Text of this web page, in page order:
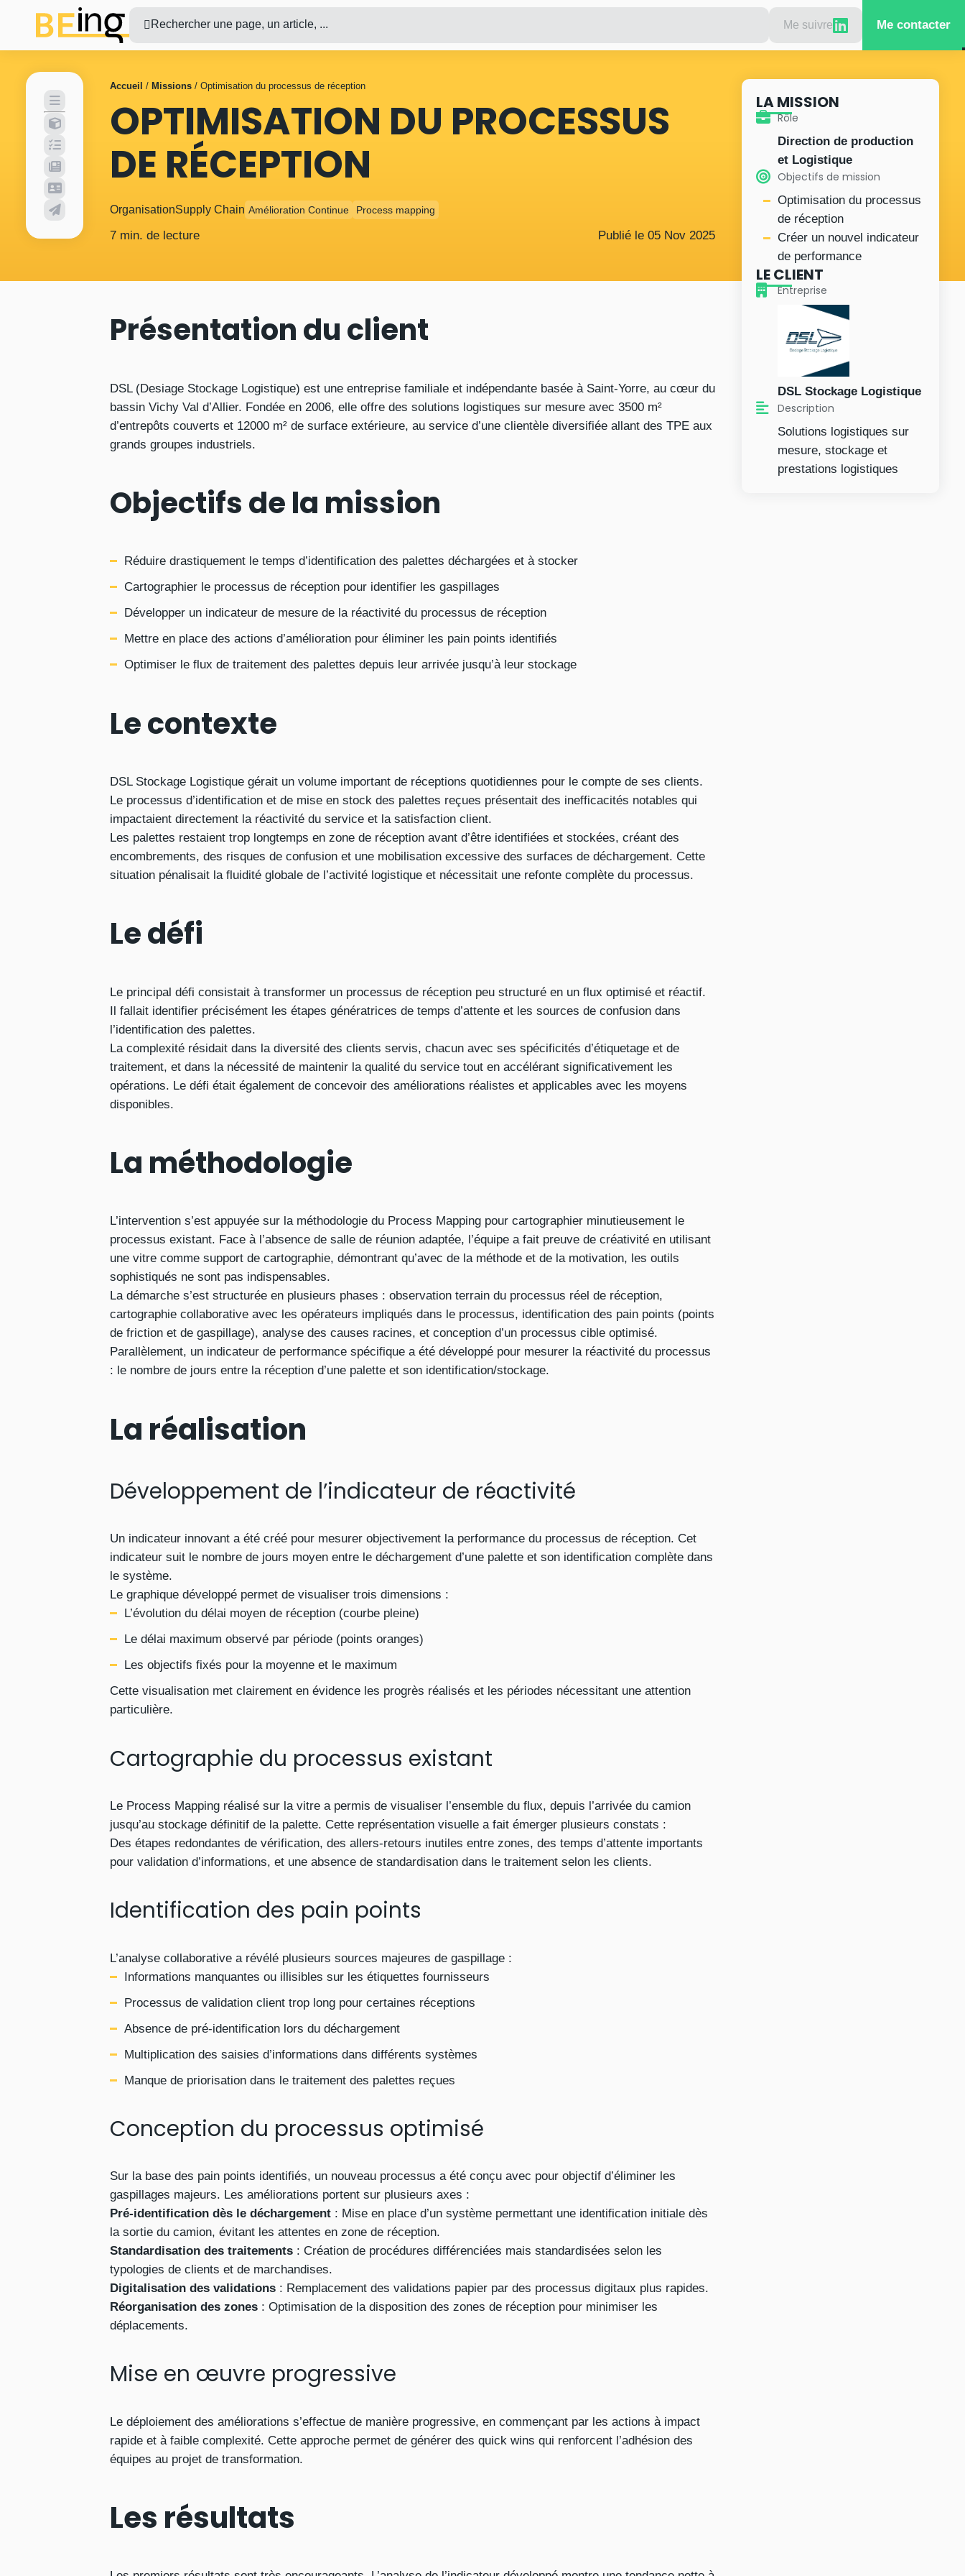
Rechercher une page, un article, ... Me suivre Me contacter
Accueil / Missions/ Optimisation du processus de réception
OPTIMISATION DU PROCESSUS
DE RÉCEPTION
OrganisationSupply Chain Amélioration Continue Process mapping
7 min. de lecture Publié le05 Nov 2025
Présentation du client
DSL (Desiage Stockage Logistique) est une entreprise familiale et indépendante basée à Saint-Yorre, au cœur du
bassin Vichy Val d’Allier. Fondée en 2006, elle offre des solutions logistiques sur mesure avec 3500 m²
d’entrepôts couverts et 12000 m² de surface extérieure, au service d’une clientèle diversifiée allant des TPE aux
grands groupes industriels.
Objectifs de la mission
Réduire drastiquement le temps d’identification des palettes déchargées et à stocker
Cartographier le processus de réception pour identifier les gaspillages
Développer un indicateur de mesure de la réactivité du processus de réception
Mettre en place des actions d’amélioration pour éliminer les pain points identifiés
Optimiser le flux de traitement des palettes depuis leur arrivée jusqu’à leur stockage
Le contexte
DSL Stockage Logistique gérait un volume important de réceptions quotidiennes pour le compte de ses clients.
Le processus d’identification et de mise en stock des palettes reçues présentait des inefficacités notables qui
impactaient directement la réactivité du service et la satisfaction client.
Les palettes restaient trop longtemps en zone de réception avant d’être identifiées et stockées, créant des
encombrements, des risques de confusion et une mobilisation excessive des surfaces de déchargement. Cette
situation pénalisait la fluidité globale de l’activité logistique et nécessitait une refonte complète du processus.
Le défi
Le principal défi consistait à transformer un processus de réception peu structuré en un flux optimisé et réactif.
Il fallait identifier précisément les étapes génératrices de temps d’attente et les sources de confusion dans
l’identification des palettes.
La complexité résidait dans la diversité des clients servis, chacun avec ses spécificités d’étiquetage et de
traitement, et dans la nécessité de maintenir la qualité du service tout en accélérant significativement les
opérations. Le défi était également de concevoir des améliorations réalistes et applicables avec les moyens
disponibles.
La méthodologie
L’intervention s’est appuyée sur la méthodologie du Process Mapping pour cartographier minutieusement le
processus existant. Face à l’absence de salle de réunion adaptée, l’équipe a fait preuve de créativité en utilisant
une vitre comme support de cartographie, démontrant qu’avec de la méthode et de la motivation, les outils
sophistiqués ne sont pas indispensables.
La démarche s’est structurée en plusieurs phases : observation terrain du processus réel de réception,
cartographie collaborative avec les opérateurs impliqués dans le processus, identification des pain points (points
de friction et de gaspillage), analyse des causes racines, et conception d’un processus cible optimisé.
Parallèlement, un indicateur de performance spécifique a été développé pour mesurer la réactivité du processus
: le nombre de jours entre la réception d’une palette et son identification/stockage.
La réalisation
Développement de l’indicateur de réactivité
Un indicateur innovant a été créé pour mesurer objectivement la performance du processus de réception. Cet
indicateur suit le nombre de jours moyen entre le déchargement d’une palette et son identification complète dans
le système.
Le graphique développé permet de visualiser trois dimensions :
L’évolution du délai moyen de réception (courbe pleine)
Le délai maximum observé par période (points oranges)
Les objectifs fixés pour la moyenne et le maximum
Cette visualisation met clairement en évidence les progrès réalisés et les périodes nécessitant une attention
particulière.
Cartographie du processus existant
Le Process Mapping réalisé sur la vitre a permis de visualiser l’ensemble du flux, depuis l’arrivée du camion
jusqu’au stockage définitif de la palette. Cette représentation visuelle a fait émerger plusieurs constats :
Des étapes redondantes de vérification, des allers-retours inutiles entre zones, des temps d’attente importants
pour validation d’informations, et une absence de standardisation dans le traitement selon les clients.
Identification des pain points
L’analyse collaborative a révélé plusieurs sources majeures de gaspillage :
Informations manquantes ou illisibles sur les étiquettes fournisseurs
Processus de validation client trop long pour certaines réceptions
Absence de pré-identification lors du déchargement
Multiplication des saisies d’informations dans différents systèmes
Manque de priorisation dans le traitement des palettes reçues
Conception du processus optimisé
Sur la base des pain points identifiés, un nouveau processus a été conçu avec pour objectif d’éliminer les
gaspillages majeurs. Les améliorations portent sur plusieurs axes :
Pré-identification dès le déchargement: Mise en place d’un système permettant une identification initiale dès
la sortie du camion, évitant les attentes en zone de réception.
Standardisation des traitements: Création de procédures différenciées mais standardisées selon les
typologies de clients et de marchandises.
Digitalisation des validations: Remplacement des validations papier par des processus digitaux plus rapides.
Réorganisation des zones: Optimisation de la disposition des zones de réception pour minimiser les
déplacements.
Mise en œuvre progressive
Le déploiement des améliorations s’effectue de manière progressive, en commençant par les actions à impact
rapide et à faible complexité. Cette approche permet de générer des quick wins qui renforcent l’adhésion des
équipes au projet de transformation.
Les résultats
LA MISSION
Rôle
Direction de production
et Logistique
Objectifs de mission
Optimisation du processus
de réception
Créer un nouvel indicateur
de performance
LE CLIENT
Entreprise
DSL Stockage Logistique
Description
Solutions logistiques sur
mesure, stockage et
prestations logistiques